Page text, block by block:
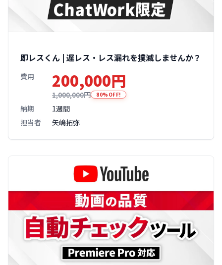
即レスくん | 遅レス・レス漏れを撲滅しませんか？
費用 200,000円
1,000,000円 80%OFF!
納期
1週間
担当者
矢嶋拓弥